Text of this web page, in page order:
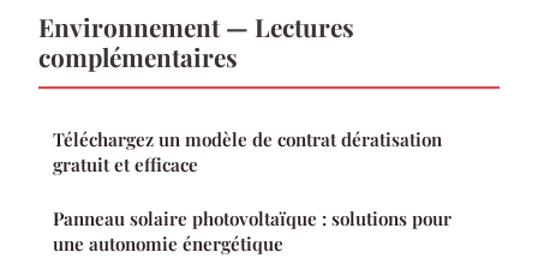
Environnement — Lectures
complémentaires
Téléchargez un modèle de contrat dératisation
gratuit et efficace
Panneau solaire photovoltaïque : solutions pour
une autonomie énergétique